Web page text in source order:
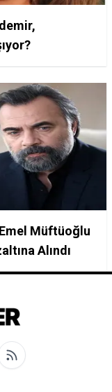
Müftüoğlu
Alındı